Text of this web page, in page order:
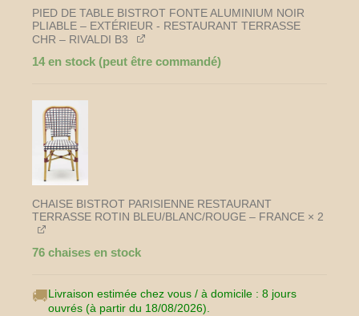
PIED DE TABLE BISTROT FONTE ALUMINIUM NOIR
PLIABLE – EXTÉRIEUR - RESTAURANT TERRASSE
CHR – RIVALDI B3
14 en stock (peut être commandé)
CHAISE BISTROT PARISIENNE RESTAURANT
TERRASSE ROTIN BLEU/BLANC/ROUGE – FRANCE × 2
76 chaises en stock
🚚Livraison estimée chez vous / à domicile : 8 jours
ouvrés (à partir du 18/08/2026).
2
chaises
rotin
–